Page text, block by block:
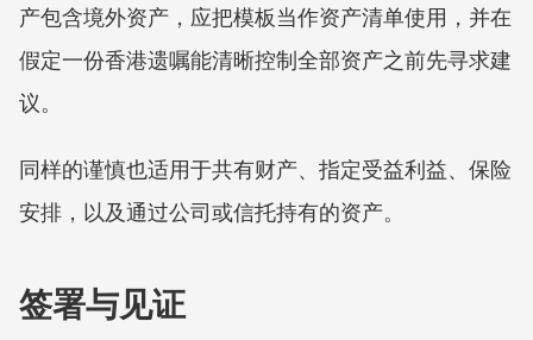
产包含境外资产，应把模板当作资产清单使用，并在
假定一份香港遗嘱能清晰控制全部资产之前先寻求建
议。
同样的谨慎也适用于共有财产、指定受益利益、保险
安排，以及通过公司或信托持有的资产。
签署与见证